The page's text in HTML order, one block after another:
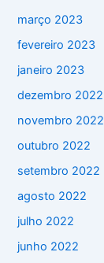
março 2023
fevereiro 2023
janeiro 2023
dezembro 2022
novembro 2022
outubro 2022
setembro 2022
agosto 2022
julho 2022
junho 2022